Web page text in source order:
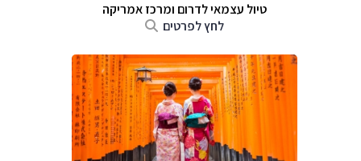
טיול עצמאי לדרום ומרכז אמריקה
לחץ לפרטים